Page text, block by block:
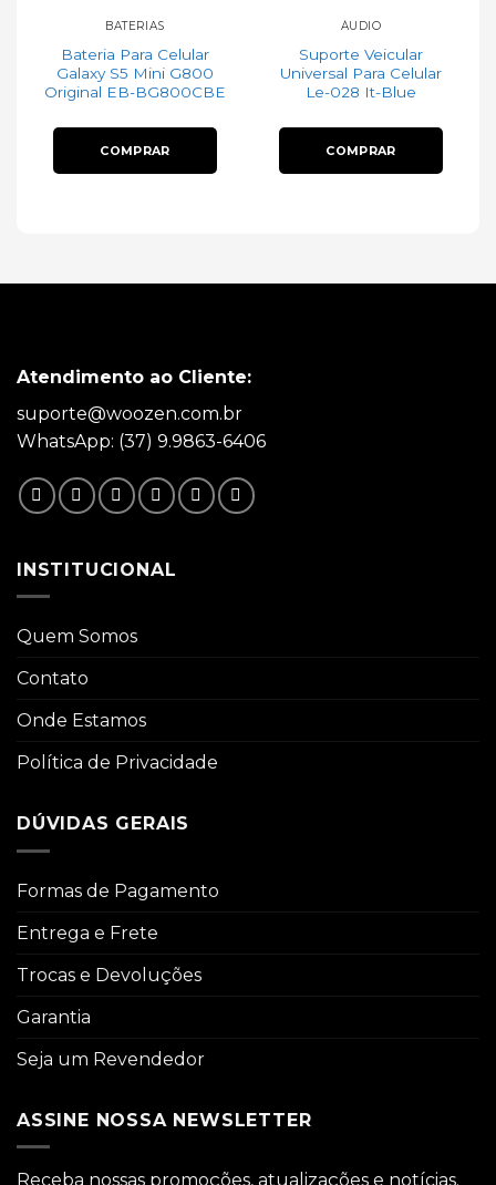
BATERIAS
Bateria Para Celular
Galaxy S5 Mini G800
Original EB-BG800CBE
COMPRAR
ÁUDIO
Suporte Veicular
Universal Para Celular
Le-028 It-Blue
COMPRAR
Atendimento ao Cliente:
suporte@woozen.com.br
WhatsApp: (37) 9.9863-6406
INSTITUCIONAL
Quem Somos
Contato
Onde Estamos
Política de Privacidade
DÚVIDAS GERAIS
Formas de Pagamento
Entrega e Frete
Trocas e Devoluções
Garantia
Seja um Revendedor
ASSINE NOSSA NEWSLETTER
Receba nossas promoções, atualizações e notícias.